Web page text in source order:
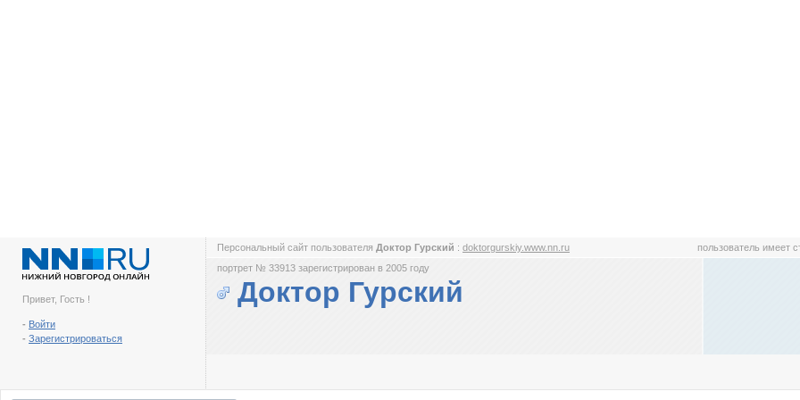
Привет, Гость !
- Войти
- Зарегистрироваться
Персональный сайт пользователя Доктор Гурский : doktorgurskiy.www.nn.ru пользователь имеет
портрет № 33913 зарегистрирован в 2005 году
Доктор Гурский